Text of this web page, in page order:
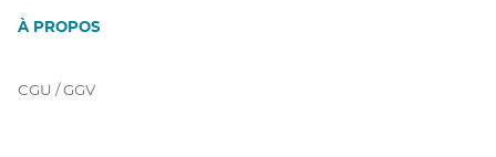
À PROPOS
CGU / GGV